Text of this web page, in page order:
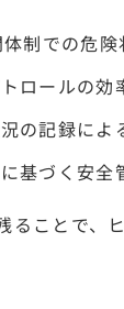
制での危
ロールの効
の記録によ
基づく安全
ることで、